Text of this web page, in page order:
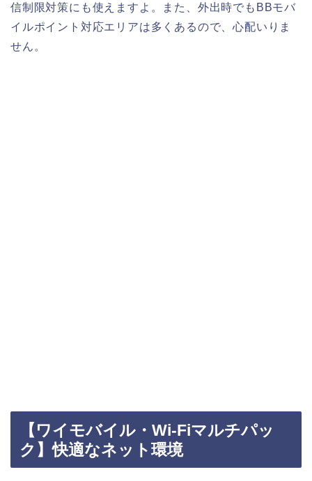
信制限対策にも使えますよ。また、外出時でもBBモバ
イルポイント対応エリアは多くあるので、心配いりま
せん。
【ワイモバイル・Wi-Fiマルチパッ
ク】快適なネット環境